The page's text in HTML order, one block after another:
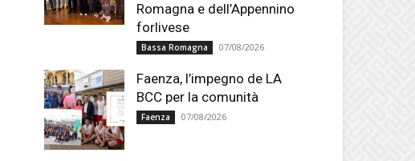
Romagna e dell’Appennino
forlivese
Bassa Romagna 07/08/2026
Faenza, l’impegno de LA
BCC per la comunità
Faenza 07/08/2026